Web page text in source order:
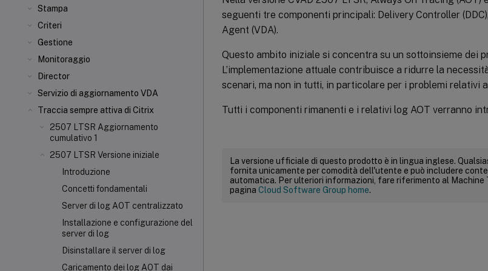
Stampa
Criteri
Gestione
Monitoraggio
Director
Servizio di aggiornamento VDA
Traccia sempre attiva di Citrix
2507 LTSR Aggiornamento
cumulativo 1
2507 LTSR Versione iniziale
Introduzione
Concetti fondamentali
Server di log AOT centralizzato
Installazione e configurazione del
server di log
Disinstallare il server di log
Caricamento dei log AOT dai
seguenti tre componenti principali: Delivery Controller
Agent (VDA).
Questo ambito iniziale si concentra su un sottoinsieme dei
L’implementazione attuale contribuisce a ridurre la
scenari, ma non in tutti, in particolare per i problemi relativi
Tutti i componenti rimanenti e i relativi log AOT verranno
La versione ufficiale di questo prodotto è in lingua inglese.
fornita unicamente per comodità dell'utente e può includere
automatica. Per ulteriori informazioni, fare riferimento al Machine
pagina Cloud Software Group home.